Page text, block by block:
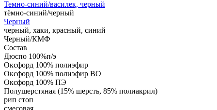
Темно-синий/василек, черный
тёмно-синий/черный
Черный
черный, хаки, красный, синий
Черный/КМФ
Состав
Дюспо 100%п/э
Оксфорд 100% полиэфир
Оксфорд 100% полиэфир ВО
Оксфорд 100% ПЭ
Полушерстяная (15% шерсть, 85% полиакрил)
рип стоп
смесовая